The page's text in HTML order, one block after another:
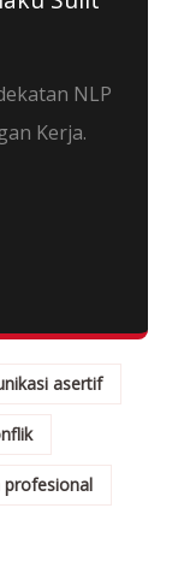
NLP
Kerja.
asertif
profesional